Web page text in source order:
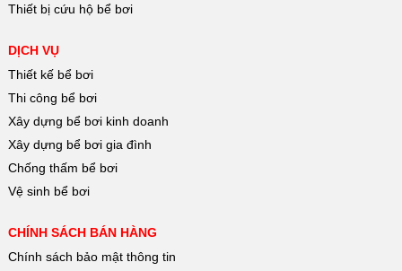
Thiết bị cứu hộ bể bơi
DỊCH VỤ
Thiết kế bể bơi
Thi công bể bơi
Xây dựng bể bơi kinh doanh
Xây dựng bể bơi gia đình
Chống thấm bể bơi
Vệ sinh bể bơi
CHÍNH SÁCH BÁN HÀNG
Chính sách bảo mật thông tin